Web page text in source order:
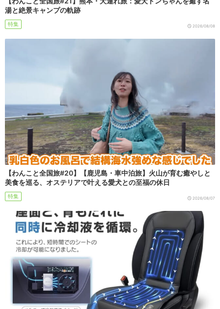
湯と絶景キャンプの軌跡
特集 2026/08/08
【わんこと全国旅#20】【鹿児島・車中泊旅】火山が育む癒やしと
美食を巡る、オステリアで叶える愛犬との至福の休日
特集 2026/08/07